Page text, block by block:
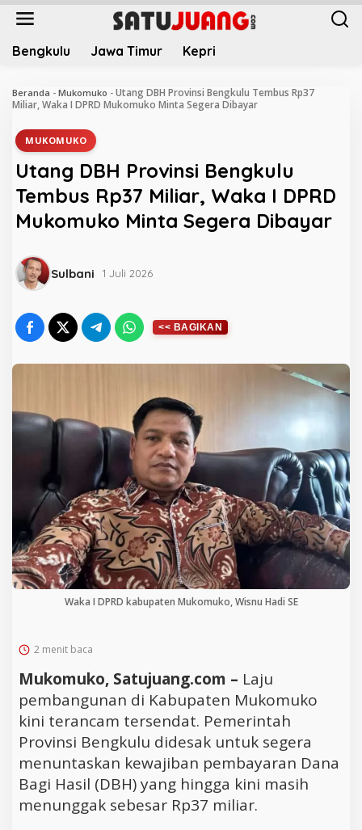
L
Bengkulu Jawa Timur Kepri
Beranda - Mukomuko - Utang DBH Provinsi Bengkulu Tembus Rp37
Miliar, Waka I DPRD Mukomuko Minta Segera Dibayar
MUKOMUKO
Utang DBH Provinsi Bengkulu
Tembus Rp37 Miliar, Waka I DPRD
Mukomuko Minta Segera Dibayar
Sulbani 1 Juli 2026
Waka I DPRD kabupaten Mukomuko, Wisnu Hadi SE
2 menit baca
Mukomuko, Satujuang.com – Laju
pembangunan di Kabupaten Mukomuko
kini terancam tersendat. Pemerintah
Provinsi Bengkulu didesak untuk segera
menuntaskan kewajiban pembayaran Dana
Bagi Hasil (DBH) yang hingga kini masih
menunggak sebesar Rp37 miliar.